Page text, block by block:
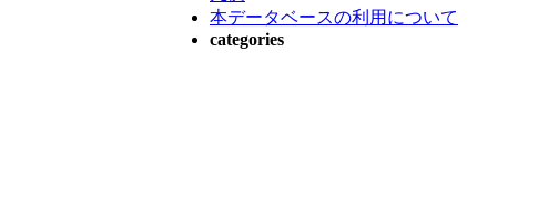
本データベースの利用について
categories